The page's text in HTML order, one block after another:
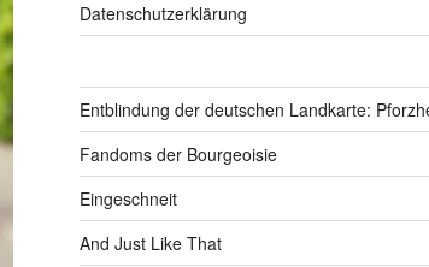
Datenschutzerklärung
Entblindung der deutschen Landkarte:
Fandoms der Bourgeoisie
Eingeschneit
And Just Like That